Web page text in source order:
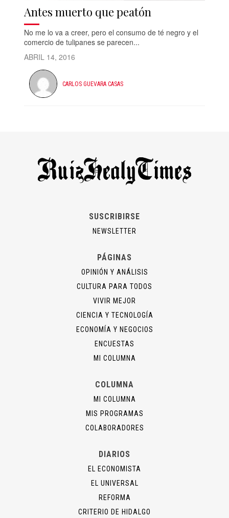
Antes muerto que peatón
No me lo va a creer, pero el consumo de té negro y el
comercio de tulipanes se parecen...
ABRIL 14, 2016
CARLOS GUEVARA CASAS
SUSCRIBIRSE
NEWSLETTER
PÁGINAS
OPINIÓN Y ANÁLISIS
CULTURA PARA TODOS
VIVIR MEJOR
CIENCIA Y TECNOLOGÍA
ECONOMÍA Y NEGOCIOS
ENCUESTAS
MI COLUMNA
COLUMNA
MI COLUMNA
MIS PROGRAMAS
COLABORADORES
DIARIOS
EL ECONOMISTA
EL UNIVERSAL
REFORMA
CRITERIO DE HIDALGO